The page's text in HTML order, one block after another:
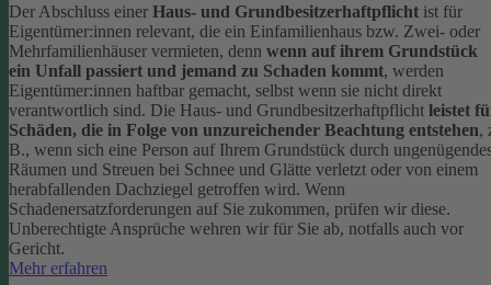
Der Abschluss einer Haus- und Grundbesitzerhaftpflicht ist für
Eigentümer:innen relevant, die ein Einfamilienhaus bzw. Zwei- oder
Mehrfamilienhäuser vermieten, denn wenn auf ihrem Grundstück
ein Unfall passiert und jemand zu Schaden kommt, werden
Eigentümer:innen haftbar gemacht, selbst wenn sie nicht direkt
verantwortlich sind. Die Haus- und Grundbesitzerhaftpflicht leistet
Schäden, die in Folge von unzureichender Beachtung entstehen,
B., wenn sich eine Person auf Ihrem Grundstück durch
Räumen und Streuen bei Schnee und Glätte verletzt oder von einem
herabfallenden Dachziegel getroffen wird. Wenn
Schadenersatzforderungen auf Sie zukommen, prüfen wir diese.
Unberechtigte Ansprüche wehren wir für Sie ab, notfalls auch vor
Gericht.
Mehr erfahren